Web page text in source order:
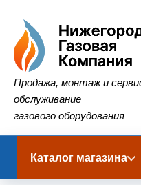
Нижегородская Газовая
Продажа, монтаж и
обслуживание
газового оборудования
Каталог магазина